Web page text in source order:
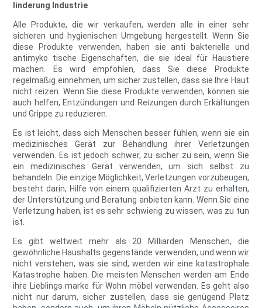
linderung Industrie
Alle Produkte, die wir verkaufen, werden alle in einer sehr
sicheren und hygienischen Umgebung hergestellt. Wenn Sie
diese Produkte verwenden, haben sie anti bakterielle und
antimyko tische Eigenschaften, die sie ideal für Haustiere
machen. Es wird empfohlen, dass Sie diese Produkte
regelmäßig einnehmen, um sicher zustellen, dass sie Ihre Haut
nicht reizen. Wenn Sie diese Produkte verwenden, können sie
auch helfen, Entzündungen und Reizungen durch Erkältungen
und Grippe zu reduzieren.
Es ist leicht, dass sich Menschen besser fühlen, wenn sie ein
medizinisches Gerät zur Behandlung ihrer Verletzungen
verwenden. Es ist jedoch schwer, zu sicher zu sein, wenn Sie
ein medizinisches Gerät verwenden, um sich selbst zu
behandeln. Die einzige Möglichkeit, Verletzungen vorzubeugen,
besteht darin, Hilfe von einem qualifizierten Arzt zu erhalten,
der Unterstützung und Beratung anbieten kann. Wenn Sie eine
Verletzung haben, ist es sehr schwierig zu wissen, was zu tun
ist.
Es gibt weltweit mehr als 20 Milliarden Menschen, die
gewöhnliche Haushalts gegenstände verwenden, und wenn wir
nicht verstehen, was sie sind, werden wir eine katastrophale
Katastrophe haben. Die meisten Menschen werden am Ende
ihre Lieblings marke für Wohn möbel verwenden. Es geht also
nicht nur darum, sicher zustellen, dass sie genügend Platz